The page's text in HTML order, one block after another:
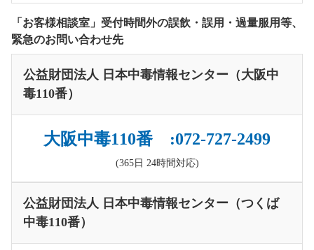
「お客様相談室」受付時間外の誤飲・誤用・過量服用等、
緊急のお問い合わせ先
公益財団法人 日本中毒情報センター（大阪中
毒110番）
大阪中毒110番 :072-727-2499
(365日 24時間対応)
公益財団法人 日本中毒情報センター（つくば
中毒110番）